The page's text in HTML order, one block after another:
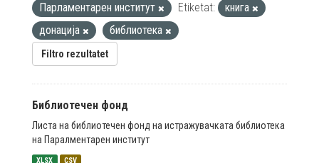
Парламентарен институт
Etiketat:
книга
донација
библиотека
Filtro rezultatet
Библиотечен фонд
Листа на библиотечен фонд на истражувачката библиотека
на Паралментарен институт
XLSX CSV